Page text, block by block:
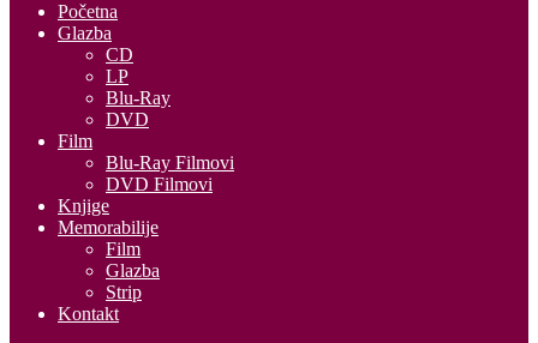
Početna
Glazba
CD
LP
Blu-Ray
DVD
Film
Blu-Ray Filmovi
DVD Filmovi
Knjige
Memorabilije
Film
Glazba
Strip
Kontakt